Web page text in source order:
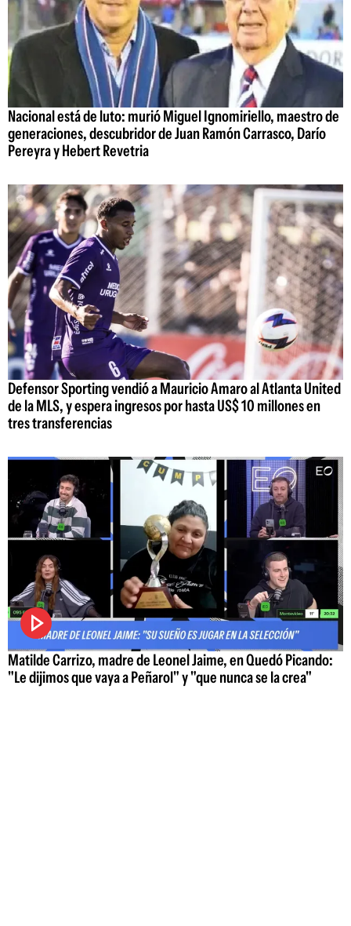
Nacional está de luto: murió Miguel Ignomiriello, maestro de
generaciones, descubridor de Juan Ramón Carrasco, Darío
Pereyra y Hebert Revetria
Defensor Sporting vendió a Mauricio Amaro al Atlanta United
de la MLS, y espera ingresos por hasta US$ 10 millones en
tres transferencias
Matilde Carrizo, madre de Leonel Jaime, en Quedó Picando:
"Le dijimos que vaya a Peñarol" y "que nunca se la crea"